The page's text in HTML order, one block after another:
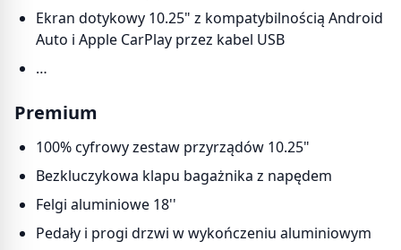
Ekran dotykowy 10.25" z kompatybilnością Android
Auto i Apple CarPlay przez kabel USB
…
Premium
100% cyfrowy zestaw przyrządów 10.25"
Bezkluczykowa klapu bagażnika z napędem
Felgi aluminiowe 18''
Pedały i progi drzwi w wykończeniu aluminiowym